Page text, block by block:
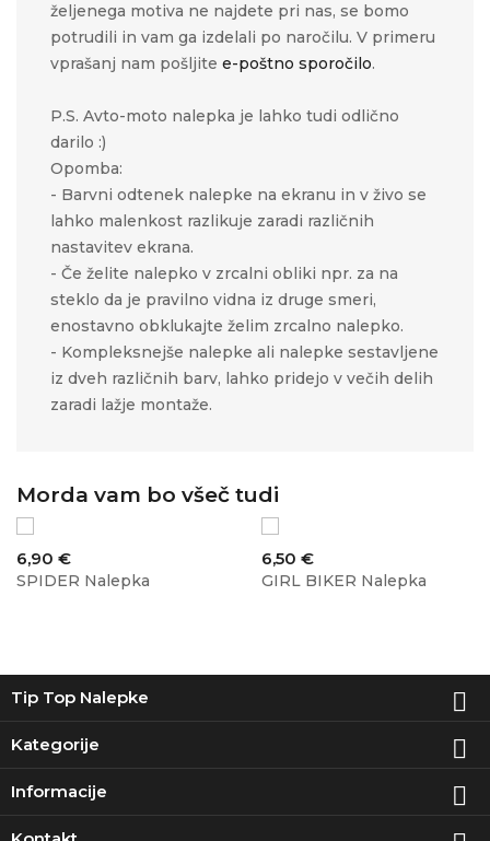
željenega motiva ne najdete pri nas, se bomo
potrudili in vam ga izdelali po naročilu. V primeru
vprašanj nam pošljite e-poštno sporočilo.
P.S. Avto-moto nalepka je lahko tudi odlično
darilo :)
Opomba:
- Barvni odtenek nalepke na ekranu in v živo se
lahko malenkost razlikuje zaradi različnih
nastavitev ekrana.
- Če želite nalepko v zrcalni obliki npr. za na
steklo da je pravilno vidna iz druge smeri,
enostavno obklukajte želim zrcalno nalepko.
- Kompleksnejše nalepke ali nalepke sestavljene
iz dveh različnih barv, lahko pridejo v večih delih
zaradi lažje montaže.
Morda vam bo všeč tudi
Cena
6,90 €
SPIDER Nalepka
Cena
6,50 €
GIRL BIKER Nalepka
Tip Top Nalepke 
Kategorije 
Informacije 